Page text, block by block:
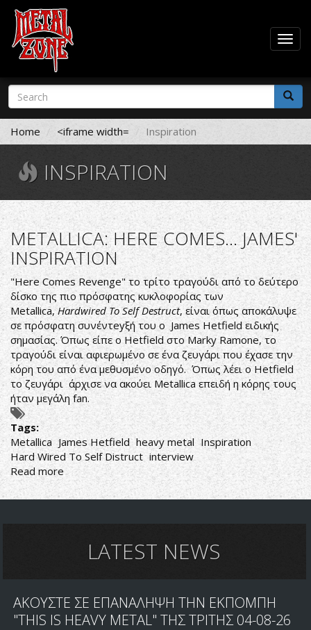
Skip
main
content
Search
form
Search
Home <iframe width= Inspiration
INSPIRATION
METALLICA: HERE COMES... JAMES'
INSPIRATION
"Here Comes Revenge" το τρίτο τραγούδι από το δεύτερο
δίσκο της πιο πρόσφατης κυκλοφορίας των
Metallica,Hardwired To Self Destruct, είναι όπως αποκάλυψε
σε πρόσφατη συνέντeyξή του ο James Hetfield ειδικής
σημασίας. Όπως είπε ο Hetfield στο Marky Ramone, το
τραγούδι είναι αφιερωμένο σε ένα ζευγάρι που έχασε την
κόρη του από ένα μεθυσμένο οδηγό. Όπως λέει ο Hetfield
το ζευγάρι άρχισε να ακούει Metallica επειδή η κόρης τους
ήταν μεγάλη fan.
Tags:
Metallica James Hetfield heavy metal Inspiration
Hard Wired To Self Distruct interview
Read more about
METALLICA:
HERE
INSPIRATION
LATEST NEWS
ΑΚΟΥΣΤΕ ΣΕ ΕΠΑΝΑΛΗΨΗ ΤΗΝ ΕΚΠΟΜΠΗ
"THIS IS HEAVY METAL" ΤΗΣ ΤΡΙΤΗΣ 04-08-26